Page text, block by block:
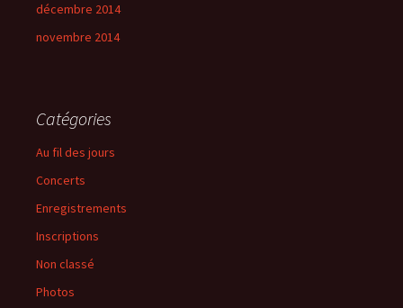
décembre 2014
novembre 2014
Catégories
Au fil des jours
Concerts
Enregistrements
Inscriptions
Non classé
Photos